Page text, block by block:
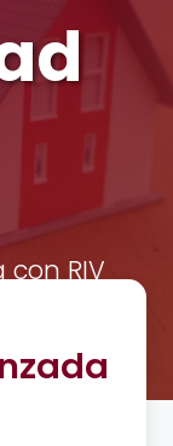
RIV